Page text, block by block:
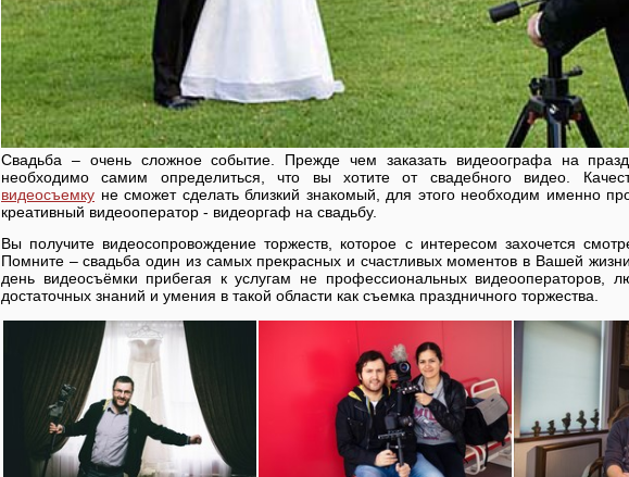
Свадьба – очень сложное событие. Прежде чем заказать видеоографа на
необходимо самим определиться, что вы хотите от свадебного видео.
видеосъемку не сможет сделать близкий знакомый, для этого необходим именно
креативный видеооператор - видеоргаф на свадьбу.
Вы получите видеосопровождение торжеств, которое с интересом захочется
Помните – свадьба один из самых прекрасных и счастливых моментов в Вашей
день видеосъёмки прибегая к услугам не профессиональных видеооператоров,
достаточных знаний и умения в такой области как съемка праздничного торжества.